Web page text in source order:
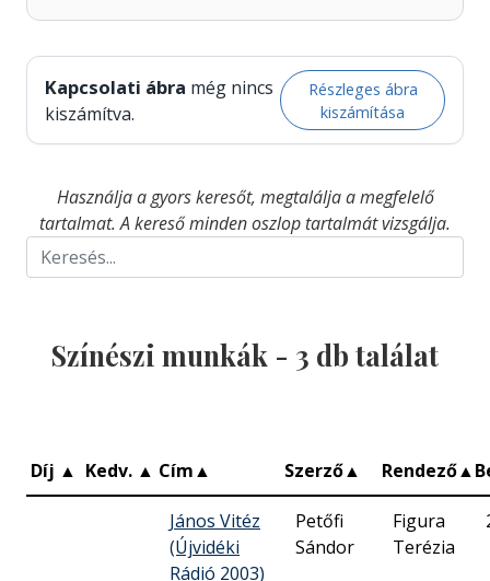
Kapcsolati ábra még nincs
kiszámítva.
Részleges ábra
kiszámítása
Használja a gyors keresőt, megtalálja a megfelelő
tartalmat. A kereső minden oszlop tartalmát vizsgálja.
Színészi munkák - 3 db találat
Díj ▲ Kedv. ▲ Cím▲ Szerző▲ Rendező▲
János Vitéz
(Újvidéki
Rádió 2003)
Petőfi
Sándor
Figura
Terézia